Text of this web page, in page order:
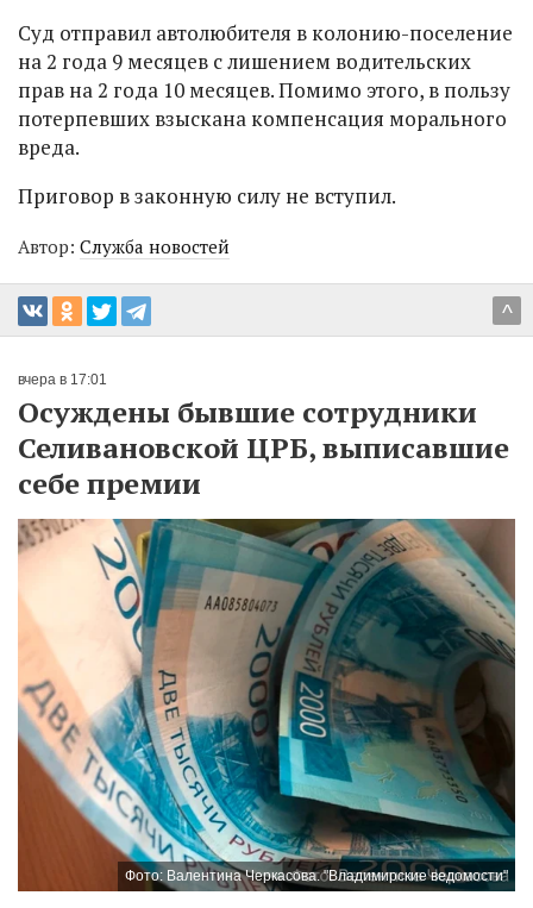
Суд отправил автолюбителя в колонию-поселение
на 2 года 9 месяцев с лишением водительских
прав на 2 года 10 месяцев. Помимо этого, в пользу
потерпевших взыскана компенсация морального
вреда.
Приговор в законную силу не вступил.
Автор: Служба новостей
^
вчера в 17:01
Осуждены бывшие сотрудники
Селивановской ЦРБ, выписавшие
себе премии
Фото: Валентина Черкасова. "Владимирские ведомости"